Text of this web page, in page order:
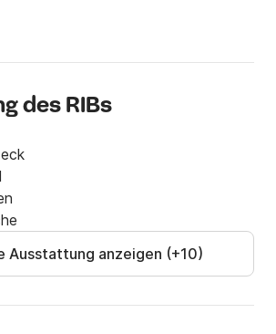
Meter lang und wird von einem
Mittag
des RIBs
Ausstattung anzeigen (+10)